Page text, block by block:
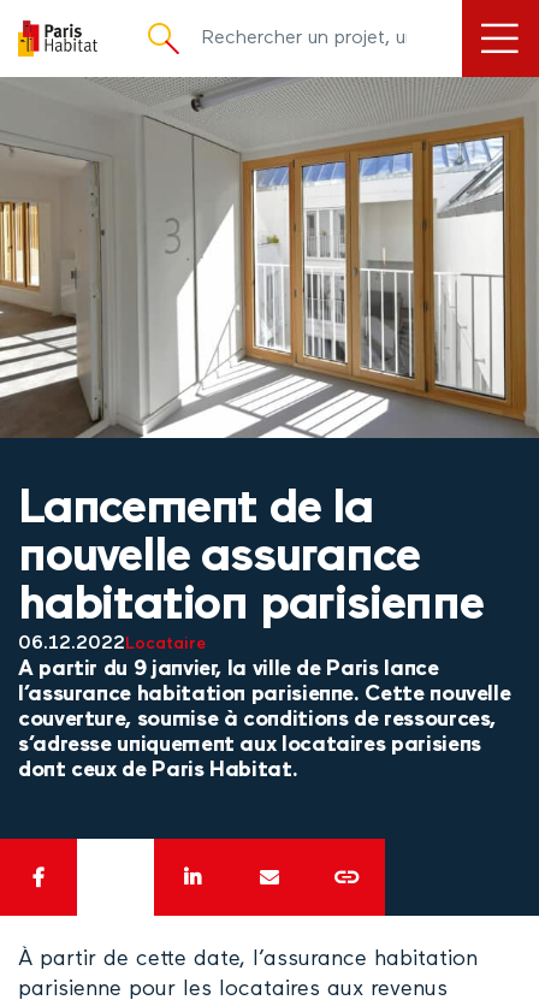
principal
Lancement de la
nouvelle assurance
habitation parisienne
06.12.2022 Locataire
A partir du 9 janvier, la ville de Paris lance
l’assurance habitation parisienne. Cette nouvelle
couverture, soumise à conditions de ressources,
s’adresse uniquement aux locataires parisiens
dont ceux de Paris Habitat.
À partir de cette date, l’assurance habitation
parisienne pour les locataires aux revenus